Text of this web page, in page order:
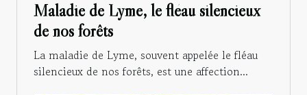
Maladie de Lyme, le fléau silencieux
de nos forêts
La maladie de Lyme, souvent appelée le fléau
silencieux de nos forêts, est une affection...